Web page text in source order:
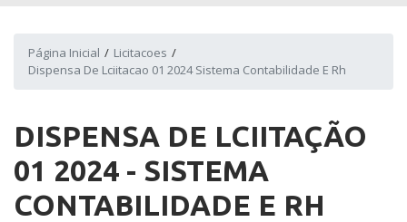
Página Inicial
Licitacoes
Dispensa De Lciitacao 01 2024 Sistema Contabilidade E Rh
DISPENSA DE LCIITAÇÃO
01 2024 - SISTEMA
CONTABILIDADE E RH